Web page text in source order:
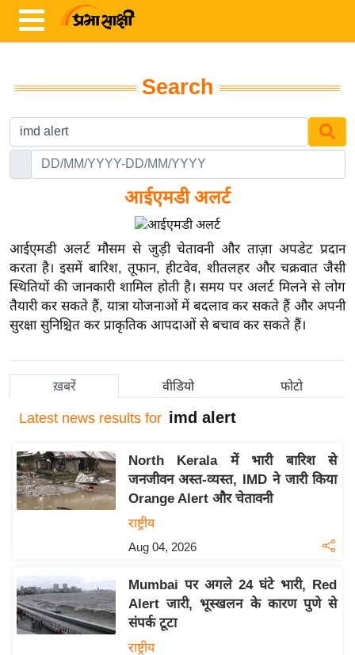
ता
ज़ा
ख
ष्ट्री
य
अं
त
र्रा
य
ज़
स
उ
द्यो
त
वि
शे
Search
आईएमडी अलर्ट
आईएमडी अलर्ट मौसम से जुड़ी चेतावनी और ताज़ा अपडेट प्रदान
करता है। इसमें बारिश, तूफान, हीटवेव, शीतलहर और चक्रवात जैसी
स्थितियों की जानकारी शामिल होती है। समय पर अलर्ट मिलने से लोग
तैयारी कर सकते हैं, यात्रा योजनाओं में बदलाव कर सकते हैं और अपनी
सुरक्षा सुनिश्चित कर प्राकृतिक आपदाओं से बचाव कर सकते हैं।
ख़बरें वीडियो फोटो
Latest news results for imd alert
North Kerala में भारी बारिश से
जनजीवन अस्त-व्यस्त, IMD ने जारी किया
Orange Alert और चेतावनी
राष्ट्रीय
Aug 04, 2026
Mumbai पर अगले 24 घंटे भारी, Red
Alert जारी, भूस्खलन के कारण पुणे से
संपर्क टूटा
राष्ट्रीय